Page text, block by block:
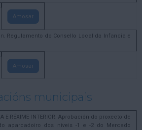
Amosar
Regulamento do Consello Local da Infancia e
Amosar
municipais
E RÉXIME INTERIOR. Aprobación do proxecto de
aparcadoiro dos niveis -1 e -2 do Mercado